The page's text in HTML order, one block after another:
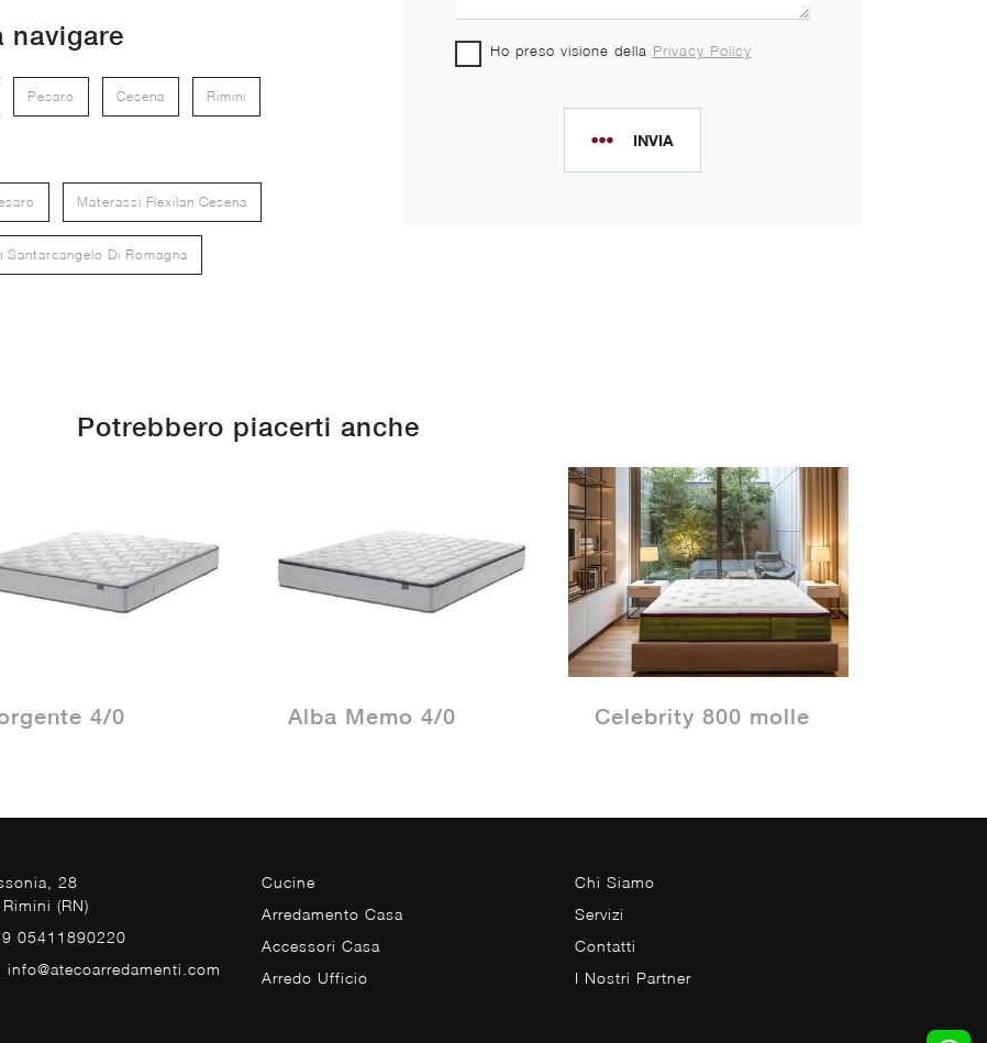
navigare
Pesaro Cesena Rimini
Materassi Flexilan Cesena
Santarcangelo Di Romagna
Ho preso visione della Privacy Policy
INVIA
Potrebbero piacerti anche
4/0 Alba Memo 4/0 Celebrity 800 molle
28
(RN)
05411890220
info@atecoarredamenti.com
Cucine
Arredamento Casa
Accessori Casa
Arredo Ufficio
Chi Siamo
Servizi
Contatti
I Nostri Partner